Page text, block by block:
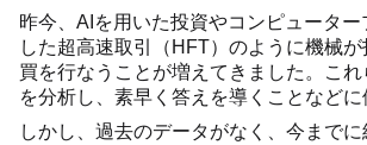
昨今、AIを用いた投資やコンピュータ
した超高速取引（HFT）のように機械
買を行なうことが増えてきました。こ
を分析し、素早く答えを導くことなどに
しかし、過去のデータがなく、今まで